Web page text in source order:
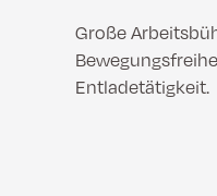
Große
Entladetätigkeit.